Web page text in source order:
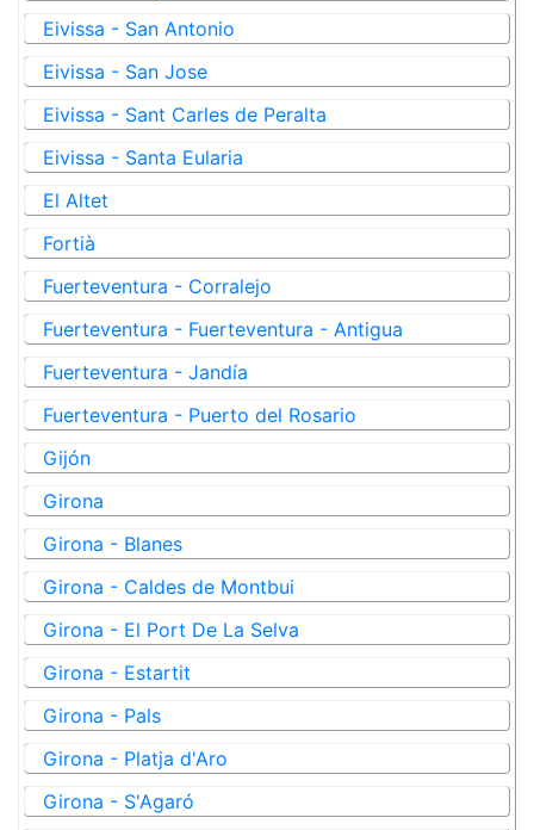
Eivissa - San Antonio
Eivissa - San Jose
Eivissa - Sant Carles de Peralta
Eivissa - Santa Eularia
El Altet
Fortià
Fuerteventura - Corralejo
Fuerteventura - Fuerteventura - Antigua
Fuerteventura - Jandía
Fuerteventura - Puerto del Rosario
Gijón
Girona
Girona - Blanes
Girona - Caldes de Montbui
Girona - El Port De La Selva
Girona - Estartit
Girona - Pals
Girona - Platja d'Aro
Girona - S'Agaró